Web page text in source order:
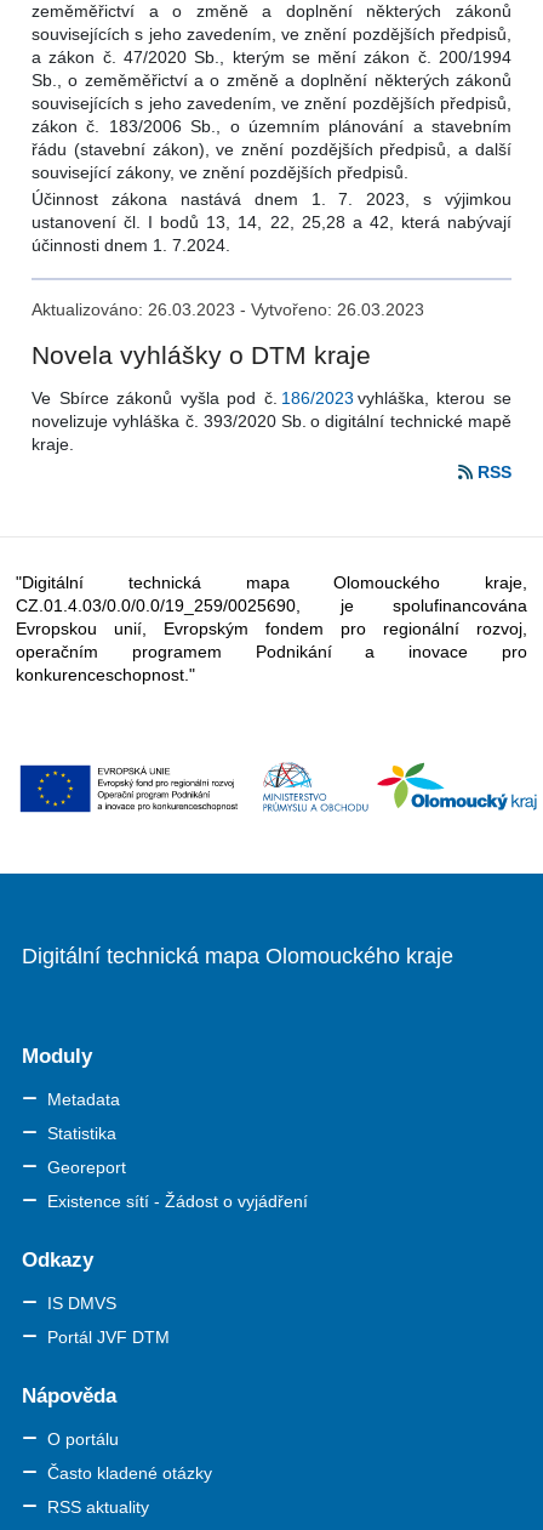
zeměměřictví a o změně a doplnění některých zákonů
souvisejících s jeho zavedením, ve znění pozdějších předpisů,
a zákon č. 47/2020 Sb., kterým se mění zákon č. 200/1994
Sb., o zeměměřictví a o změně a doplnění některých zákonů
souvisejících s jeho zavedením, ve znění pozdějších předpisů,
zákon č. 183/2006 Sb., o územním plánování a stavebním
řádu (stavební zákon), ve znění pozdějších předpisů, a další
související zákony, ve znění pozdějších předpisů.
Účinnost zákona nastává dnem 1. 7. 2023, s výjimkou
ustanovení čl. I bodů 13, 14, 22, 25,28 a 42, která nabývají
účinnosti dnem 1. 7.2024.
Aktualizováno: 26.03.2023 - Vytvořeno: 26.03.2023
Novela vyhlášky o DTM kraje
Ve Sbírce zákonů vyšla pod č. 186/2023 vyhláška, kterou se
novelizuje vyhláška č. 393/2020 Sb. o digitální technické mapě
kraje.
RSS
"Digitální technická mapa Olomouckého kraje,
CZ.01.4.03/0.0/0.0/19_259/0025690, je spolufinancována
Evropskou unií, Evropským fondem pro regionální rozvoj,
operačním programem Podnikání a inovace pro
konkurenceschopnost."
Digitální technická mapa Olomouckého kraje
Moduly
Metadata
Statistika
Georeport
Existence sítí - Žádost o vyjádření
Odkazy
IS DMVS
Portál JVF DTM
Nápověda
O portálu
Často kladené otázky
RSS aktuality